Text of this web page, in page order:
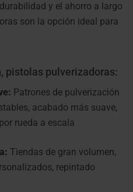
y el ahorro a largo
son la opción ideal para
pistolas pulverizadoras:
Patrones de pulverización
acabado más suave,
rueda a escala
Tiendas de gran volumen,
repintado